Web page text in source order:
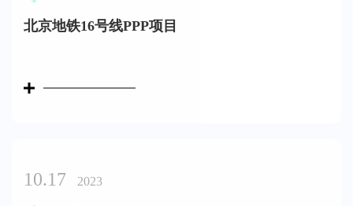
北京地铁16号线PPP项目
10.17 2023